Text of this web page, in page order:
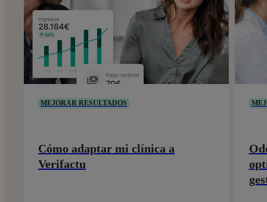
MEJORAR RESULTADOS
Cómo adaptar mi clínica a
Verifactu